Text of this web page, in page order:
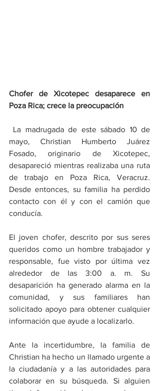
Chofer de Xicotepec desaparece en
Poza Rica; crece la preocupación
mayo, Christian Humberto Juárez
Fosado, originario de Xicotepec,
desapareció mientras realizaba una ruta
de trabajo en Poza Rica, Veracruz.
Desde entonces, su familia ha perdido
contacto con él y con el camión que
conducía.
El joven chofer, descrito por sus seres
queridos como un hombre trabajador y
responsable, fue visto por última vez
alrededor de las 3:00 a. m. Su
desaparición ha generado alarma en la
comunidad, y sus familiares han
solicitado apoyo para obtener cualquier
información que ayude a localizarlo.
Ante la incertidumbre, la familia de
Christian ha hecho un llamado urgente a
la ciudadanía y a las autoridades para
colaborar en su búsqueda. Si alguien